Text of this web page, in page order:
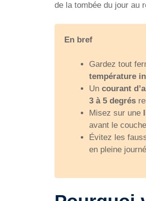
de la tombée du jour au
En bref
Gardez tout
température
Un courant
3 à 5 degrés
Misez sur une
avant le
Évitez les
en pleine